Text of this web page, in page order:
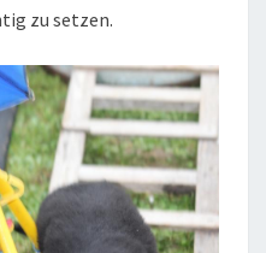
zu setzen.